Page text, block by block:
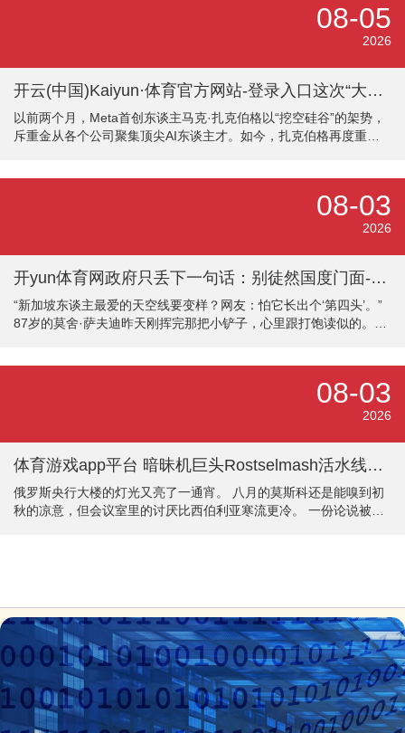
关系）岗亭，以及IR岗实习生的招聘帖子也多了不少，甚而有东说
念主民币基金、国内产业基金也发布了好意思元IR的岗亭招聘需
08-05
2026
开云(中国)Kaiyun·体育官方网站-登录入口这次“大换血”让职工继续变得更病笃-开云(中国)Kaiyun·体育官方网站-登录入口
以前两个月，Meta首创东谈主马克·扎克伯格以“挖空硅谷”的架势，
斥重金从各个公司聚集顶尖AI东谈主才。如今，扎克伯格再度重组AI
这已是Meta半年内第四次对AI组织架构进行休养。值得夺目的是，
细腻研发大模子的新团队正在商量将下一代AI大模子改为闭源模
08-03
2026
开yun体育网政府只丢下一句话：别徒然国度门面-开云(中国)Kaiyun·体育官方网站-登录入口
“新加坡东谈主最爱的天空线要变样？网友：怕它长出个‘第四头’。”
87岁的莫舍·萨夫迪昨天刚挥完那把小铲子，心里跟打饱读似的。官
圈。蓝本的1.5万东谈主体育馆筹备放在新塔背后，离现存的三座楼
远远的，图纸看着像给老邻居闪开。可疫情一来，工地停工，图纸
08-03
2026
体育游戏app平台 暗昧机巨头Rostselmash活水线停工-开云(中国)Kaiyun·体育官方网站-登录入口
俄罗斯央行大楼的灯光又亮了一通宵。 八月的莫斯科还是能嗅到初
秋的凉意，但会议室里的讨厌比西伯利亚寒流更冷。 一份论说被重
前方。 但就在工场围墙外，超市货架上空论连篇，黄油价钱比战前